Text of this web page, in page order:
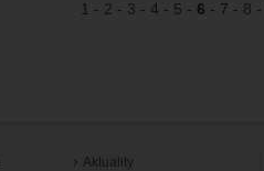
1 - 2 - 3 - 4 - 5 - 6 - 7 - 8 -
Aktuality